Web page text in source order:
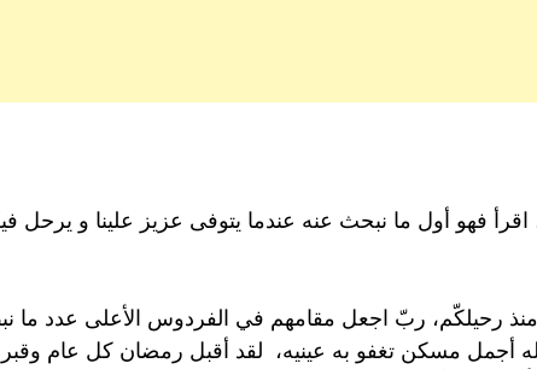
فهو أول ما نبحث عنه عندما يتوفى عزيز علينا و يرحل
رحيلكّم، ربّ اجعل مقامهم في الفردوس الأعلى عدد ما
أجمل مسكن تغفو به عينيه، لقد أقبل رمضان كل عام